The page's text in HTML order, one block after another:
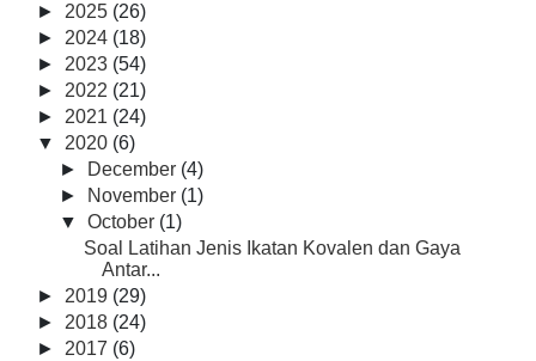
► 2025 (26)
► 2024 (18)
► 2023 (54)
► 2022 (21)
► 2021 (24)
▼ 2020 (6)
►
December (4)
►
November (1)
▼October (1)
Soal Latihan Jenis Ikatan Kovalen dan Gaya
Antar...
► 2019 (29)
► 2018 (24)
► 2017 (6)